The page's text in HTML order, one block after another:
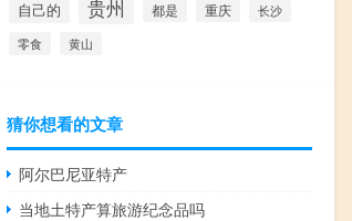
自己的 贵州 都是 重庆
长沙
零食
黄山
猜你想看的文章
阿尔巴尼亚特产
当地土特产算旅游纪念品吗